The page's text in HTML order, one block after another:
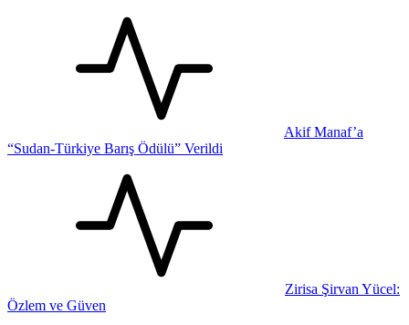
Akif Manaf’a
“Sudan-Türkiye Barış Ödülü” Verildi
Zirisa Şirvan Yücel:
Özlem ve Güven